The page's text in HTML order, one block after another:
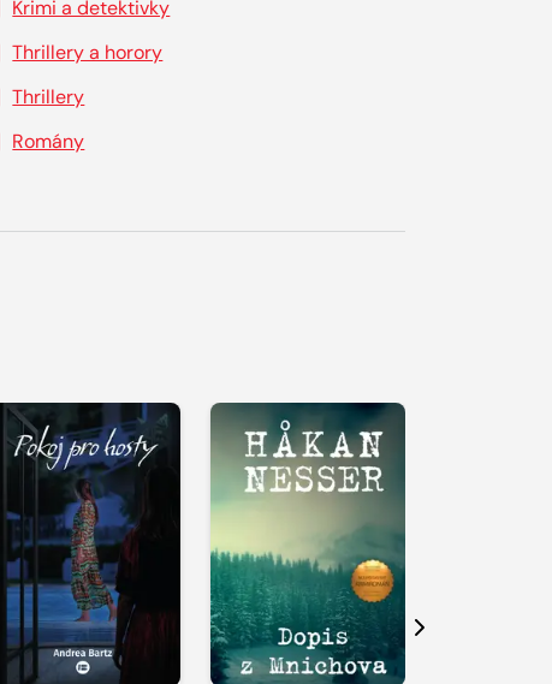
Krimi a detektivky
Thrillery a horory
Thrillery
Romány
Další